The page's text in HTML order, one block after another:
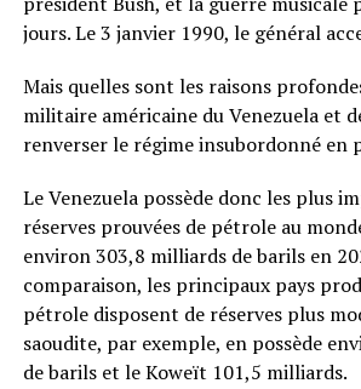
jours. Le 3 janvier 1990, le général
Mais quelles sont les raisons
militaire américaine du Venezuela et
renverser le régime insubordonné en
Le Venezuela possède donc les plus
réserves prouvées de pétrole au
environ 303,8 milliards de barils en
comparaison, les principaux pays
pétrole disposent de réserves plus
saoudite, par exemple, en possède
de barils et le Koweït 101,5 milliards.